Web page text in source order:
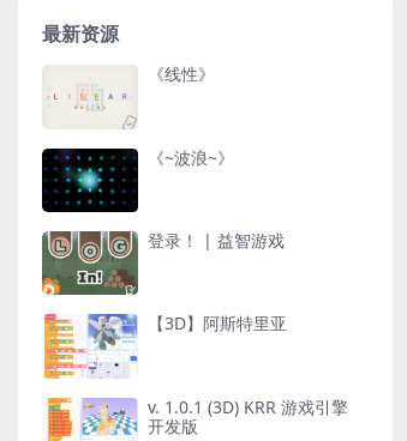
最新资源
《线性》
《~波浪~》
登录！ | 益智游戏
【3D】阿斯特里亚
v. 1.0.1 (3D) KRR 游戏引擎
开发版